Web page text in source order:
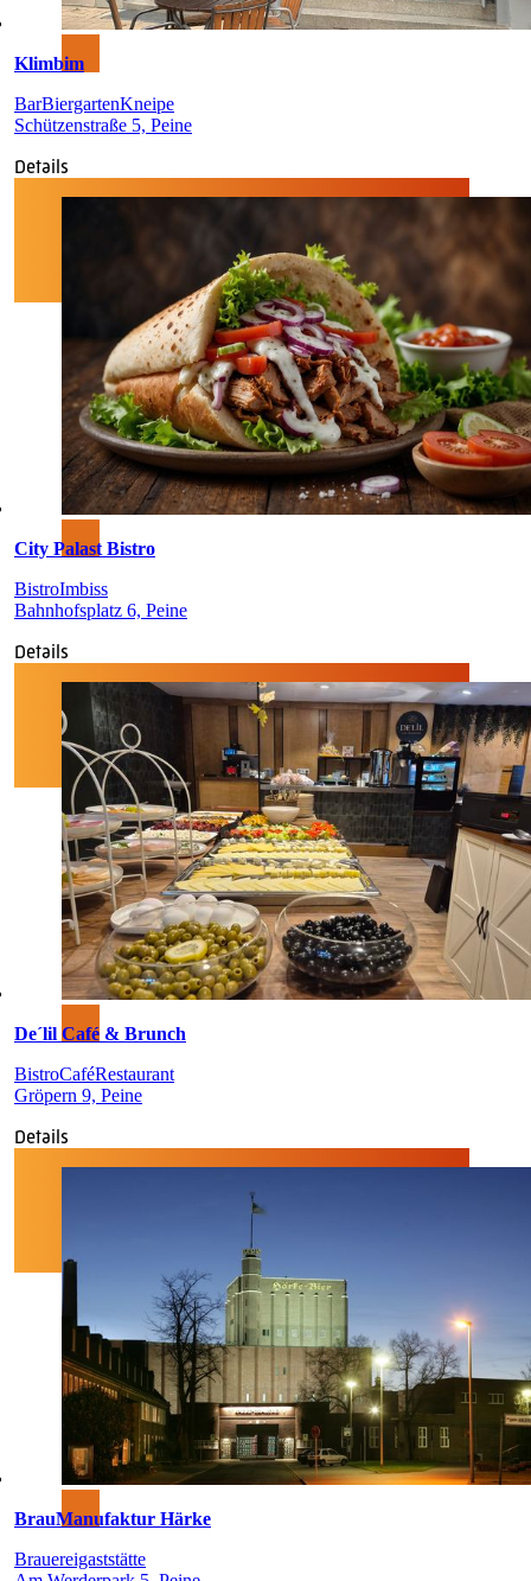
Klimbim
BarBiergartenKneipe
Schützenstraße 5, Peine
Details
City Palast Bistro
BistroImbiss
Bahnhofsplatz 6, Peine
Details
De´lil Café & Brunch
BistroCaféRestaurant
Gröpern 9, Peine
Details
BrauManufaktur Härke
Brauereigaststätte